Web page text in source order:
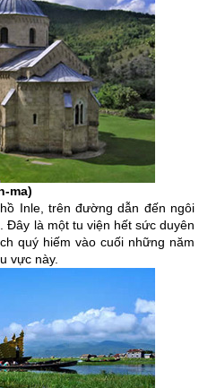
ma)
Inle, trên đường dẫn đến ngôi
Đây là một tu viện hết sức duyên
quý hiếm vào cuối những năm
vực này.